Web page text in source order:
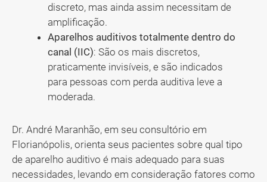
discreto, mas ainda assim necessitam de
amplificação.
Aparelhos auditivos totalmente dentro do
canal (IIC): São os mais discretos,
praticamente invisíveis, e são indicados
para pessoas com perda auditiva leve a
moderada.
Dr. André Maranhão, em seu consultório em
Florianópolis, orienta seus pacientes sobre qual tipo
de aparelho auditivo é mais adequado para suas
necessidades, levando em consideração fatores como